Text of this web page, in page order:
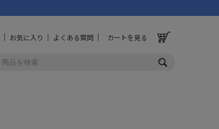
お気に入り よくある質問 カートを見る